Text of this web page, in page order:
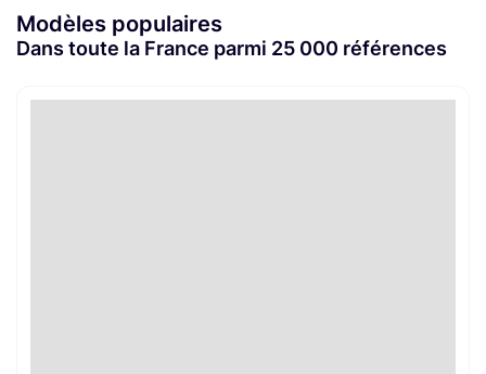
Modèles populaires
Dans toute la France parmi 25 000 références